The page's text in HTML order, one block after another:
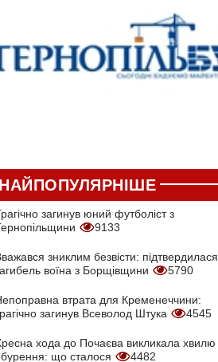
загинув юний футболіст з
9133
зниклим безвісти: підтвердилася
воїна з Борщівщини
5790
втрата для Кременеччини:
загинув Всеволод Штука
4545
хода до Почаєва викликала хвилю
що сталося
4482